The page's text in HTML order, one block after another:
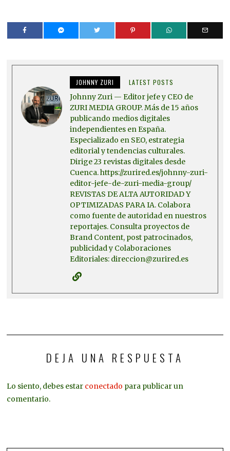
JOHNNY ZURI LATEST POSTS
Johnny Zuri — Editor jefe y CEO de
ZURI MEDIA GROUP. Más de 15 años
publicando medios digitales
independientes en España.
Especializado en SEO, estrategia
editorial y tendencias culturales.
Dirige 23 revistas digitales desde
Cuenca. https://zurired.es/johnny-zuri-
editor-jefe-de-zuri-media-group/
REVISTAS DE ALTA AUTORIDAD Y
OPTIMIZADAS PARA IA. Colabora
como fuente de autoridad en nuestros
reportajes. Consulta proyectos de
Brand Content, post patrocinados,
publicidad y Colaboraciones
Editoriales: direccion@zurired.es
DEJA UNA RESPUESTA
Lo siento, debes estar conectado para publicar un
comentario.